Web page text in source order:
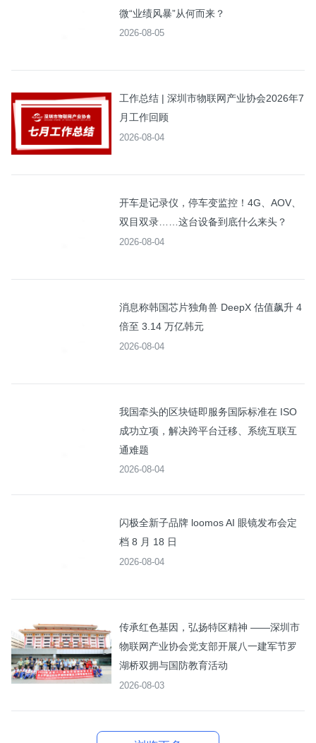
微“业绩风暴”从何而来？
2026-08-05
工作总结 | 深圳市物联网产业协会2026年7
月工作回顾
2026-08-04
开车是记录仪，停车变监控！4G、AOV、
双目双录……这台设备到底什么来头？
2026-08-04
消息称韩国芯片独角兽 DeepX 估值飙升 4
倍至 3.14 万亿韩元
2026-08-04
我国牵头的区块链即服务国际标准在 ISO
成功立项，解决跨平台迁移、系统互联互
通难题
2026-08-04
闪极全新子品牌 loomos AI 眼镜发布会定
档 8 月 18 日
2026-08-04
传承红色基因，弘扬特区精神 ——深圳市
物联网产业协会党支部开展八一建军节罗
湖桥双拥与国防教育活动
2026-08-03